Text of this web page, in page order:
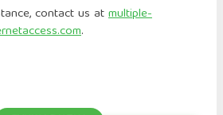
contact us atmultiple-
.